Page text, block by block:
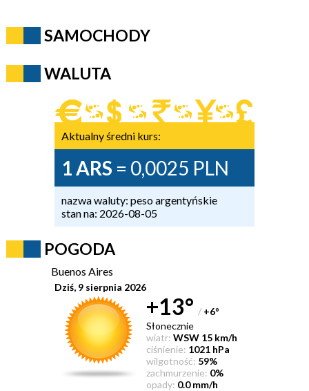
SAMOCHODY
WALUTA
Aktualny średni kurs:
1 ARS = 0,0025 PLN
nazwa waluty: peso argentyńskie
stan na: 2026-08-05
POGODA
Buenos Aires
Dziś, 9 sierpnia 2026
+13° / +6°
Słonecznie
wiatr: WSW 15 km/h
ciśnienie: 1021 hPa
wilgotność: 59%
zachmurzenie: 0%
opady: 0.0 mm/h